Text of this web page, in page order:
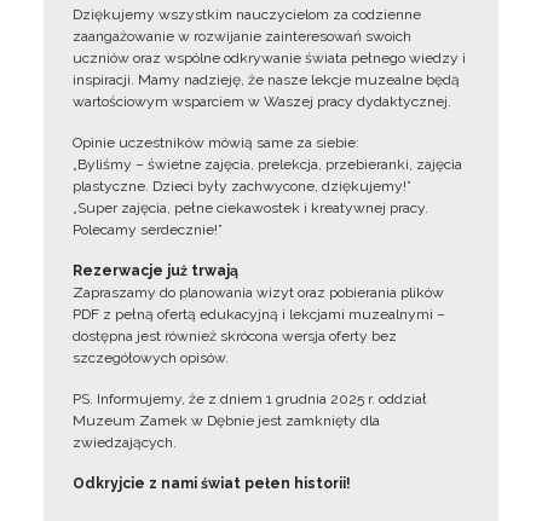
Dziękujemy wszystkim nauczycielom za codzienne
zaangażowanie w rozwijanie zainteresowań swoich
uczniów oraz wspólne odkrywanie świata pełnego wiedzy i
inspiracji. Mamy nadzieję, że nasze lekcje muzealne będą
wartościowym wsparciem w Waszej pracy dydaktycznej.
Opinie uczestników mówią same za siebie:
„Byliśmy – świetne zajęcia, prelekcja, przebieranki, zajęcia
plastyczne. Dzieci były zachwycone, dziękujemy!”
„Super zajęcia, pełne ciekawostek i kreatywnej pracy.
Polecamy serdecznie!”
Rezerwacje już trwają
Zapraszamy do planowania wizyt oraz pobierania plików
PDF z pełną ofertą edukacyjną i lekcjami muzealnymi –
dostępna jest również skrócona wersja oferty bez
szczegółowych opisów.
PS. Informujemy, że z dniem 1 grudnia 2025 r. oddział
Muzeum Zamek w Dębnie jest zamknięty dla
zwiedzających.
Odkryjcie z nami świat pełen historii!